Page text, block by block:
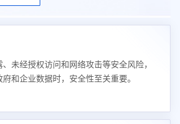
未经授权访问和网络攻击等安全风险，
和企业数据时，安全性至关重要。